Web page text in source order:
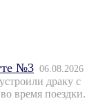
№3 06.08.2026
драку с
время поездки.